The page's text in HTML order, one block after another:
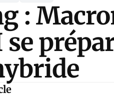
:
se